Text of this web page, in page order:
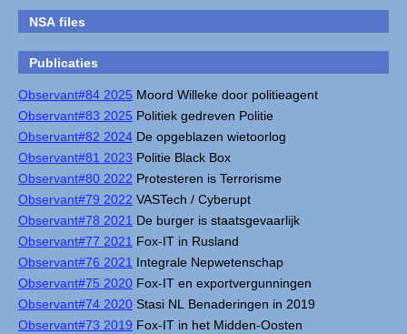
NSA files
Publicaties
Observant#84 2025 Moord Willeke door politieagent
Observant#83 2025 Politiek gedreven Politie
Observant#82 2024 De opgeblazen wietoorlog
Observant#81 2023 Politie Black Box
Observant#80 2022 Protesteren is Terrorisme
Observant#79 2022 VASTech / Cyberupt
Observant#78 2021 De burger is staatsgevaarlijk
Observant#77 2021 Fox-IT in Rusland
Observant#76 2021 Integrale Nepwetenschap
Observant#75 2020 Fox-IT en exportvergunningen
Observant#74 2020 Stasi NL Benaderingen in 2019
Observant#73 2019 Fox-IT in het Midden-Oosten